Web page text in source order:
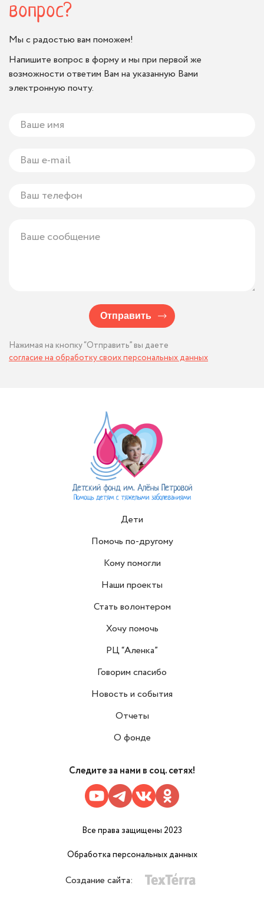
вопрос?
Мы с радостью вам поможем!
Напишите вопрос в форму и мы при первой же
возможности ответим Вам на указанную Вами
электронную почту.
Отправить
Нажимая на кнопку “Отправить” вы даете
согласие на обработку своих персональных данных
Дети
Помочь по-другому
Кому помогли
Наши проекты
Стать волонтером
Хочу помочь
РЦ “Аленка”
Говорим спасибо
Новость и события
Отчеты
О фонде
Следите за нами в соц. сетях!
Все права защищены 2023
Обработка персональных данных
Создание сайта: